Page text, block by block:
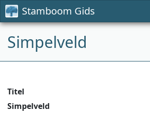
Stamboom Gids
Simpelveld
Titel
Simpelveld